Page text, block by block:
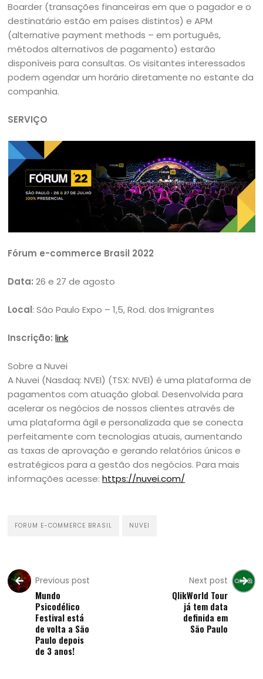
Boarder (transações financeiras em que o pagador e o
destinatário estão em países distintos) e APM
(alternative payment methods – em português,
métodos alternativos de pagamento) estarão
disponíveis para consultas. Os visitantes interessados
podem agendar um horário diretamente no estante da
companhia.
SERVIÇO
Fórum e-commerce Brasil 2022
Data:26 e 27 de agosto
Local: São Paulo Expo – 1,5, Rod. dos Imigrantes
Inscrição: link
Sobre a Nuvei
A Nuvei (Nasdaq: NVEI) (TSX: NVEI) é uma plataforma de
pagamentos com atuação global. Desenvolvida para
acelerar os negócios de nossos clientes através de
uma plataforma ágil e personalizada que se conecta
perfeitamente com tecnologias atuais, aumentando
as taxas de aprovação e gerando relatórios únicos e
estratégicos para a gestão dos negócios. Para mais
informações acesse:https://nuvei.com/
FORUM E-COMMERCE BRASIL NUVEI
Previous post
Mundo
Psicodélico
Festival está
de volta a São
Paulo depois
de 3 anos!
Next post
QlikWorld Tour
já tem data
definida em
São Paulo